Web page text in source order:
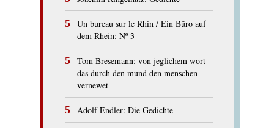
Un bureau sur le Rhin / Ein Büro auf
dem Rhein: Nº 3
Tom Bresemann: von jeglichem wort
das durch den mund den menschen
vernewet
Adolf Endler: Die Gedichte